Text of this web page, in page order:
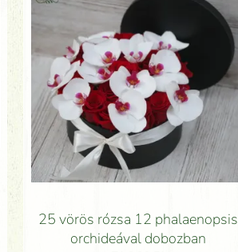
25 vörös rózsa 12 phalaenopsis
orchideával dobozban